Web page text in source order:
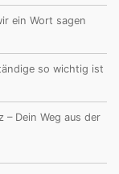
ein Wort sagen
so wichtig ist
– Dein Weg aus der